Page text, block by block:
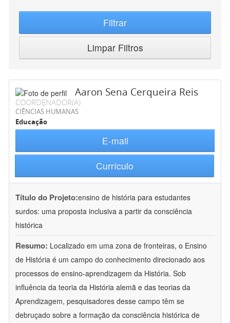
Filtrar
Limpar Filtros
Aaron Sena Cerqueira Reis
COORDENADOR(A)
CIÊNCIAS HUMANAS
Educação
E-mail
Currículo
Título do Projeto:ensino de história para estudantes
surdos: uma proposta inclusiva a partir da consciência
histórica
Resumo: Localizado em uma zona de fronteiras, o Ensino
de História é um campo do conhecimento direcionado aos
processos de ensino-aprendizagem da História. Sob
influência da teoria da História alemã e das teorias da
Aprendizagem, pesquisadores desse campo têm se
debruçado sobre a formação da consciência histórica de